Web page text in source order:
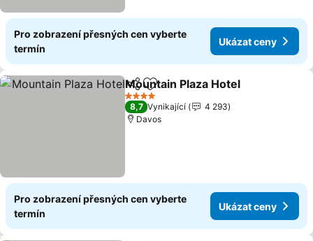
Pro zobrazení přesných cen vyberte
termín
Ukázat ceny
SdíletPřidat na seznam oblíbených
Mountain Plaza Hotel
4 Počet hvězdiček
8,7 Vynikající
4 293
Davos
Pro zobrazení přesných cen vyberte
termín
Ukázat ceny